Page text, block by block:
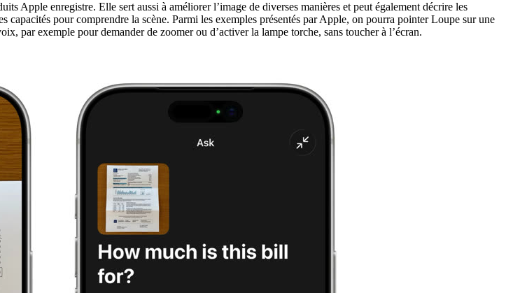
Apple enregistre. Elle sert aussi à améliorer l’image de diverses manières et peut également décrire les
pour comprendre la scène. Parmi les exemples présentés par Apple, on pourra pointer Loupe sur une
par exemple pour demander de zoomer ou d’activer la lampe torche, sans toucher à l’écran.